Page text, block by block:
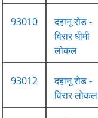
93010
दहानू रोड -
विरार धीमी
लोकल
93012
दहानू रोड -
विरार लोकल